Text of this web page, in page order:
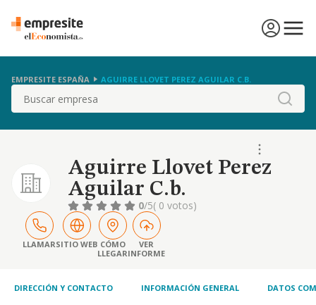
EMPRESITE ESPAÑA AGUIRRE LLOVET PEREZ AGUILAR C.B.
Buscar
Aguirre Llovet Perez
Aguilar C.b.
0/5( 0 votos)
LLAMARSITIO WEB CÓMO
LLEGAR
VER
INFORME
DIRECCIÓN Y CONTACTO INFORMACIÓN GENERAL DATOS